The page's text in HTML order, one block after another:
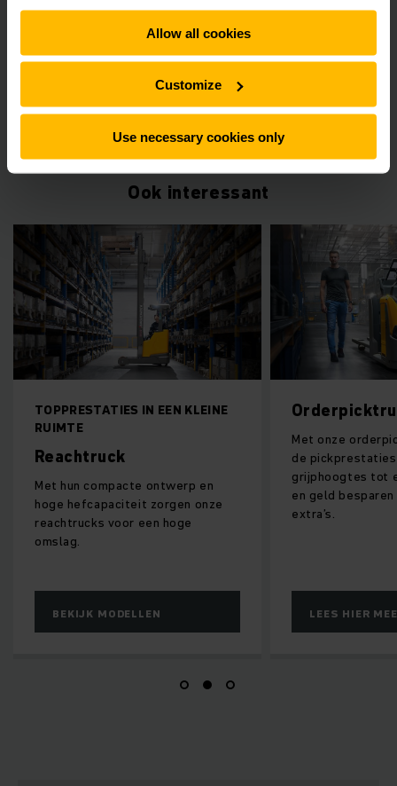
Allow all cookies
Customize
Use necessary cookies only
kunnen de beschikbare vierkante meters nog beter worden
VRAAG EEN GRATIS ADVIESGESPREK AAN!
Ook interessant
IN EEN KLEINE
compacte ontwerp en
hefcapaciteit zorgen onze
voor een hoge
MODELLEN
Orderpicktrucks
Met onze orderpicktrucks
de pickprestaties verhogen
grijphoogtes tot elf meter
en geld besparen met
LEES HIER MEER